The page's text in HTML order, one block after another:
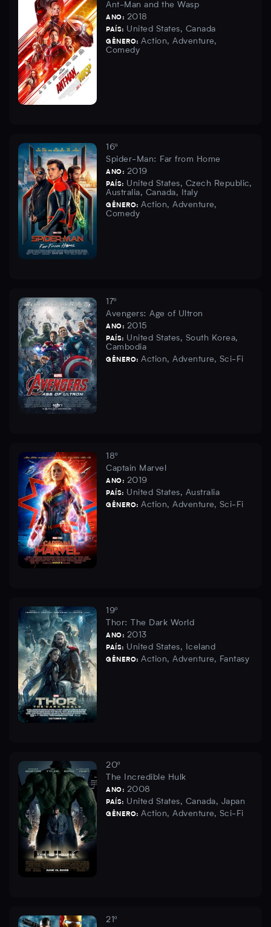
Ant-Man and the Wasp
ANO: 2018
PAÍS: United States, Canada
GÊNERO: Action, Adventure,
Comedy
16º
Spider-Man: Far from Home
ANO: 2019
PAÍS: United States, Czech Republic,
Australia, Canada, Italy
GÊNERO: Action, Adventure,
Comedy
17º
Avengers: Age of Ultron
ANO: 2015
PAÍS: United States, South Korea,
Cambodia
GÊNERO: Action, Adventure, Sci-Fi
18º
Captain Marvel
ANO: 2019
PAÍS: United States, Australia
GÊNERO: Action, Adventure, Sci-Fi
19º
Thor: The Dark World
ANO: 2013
PAÍS: United States, Iceland
GÊNERO: Action, Adventure, Fantasy
20º
The Incredible Hulk
ANO: 2008
PAÍS: United States, Canada, Japan
GÊNERO: Action, Adventure, Sci-Fi
21º